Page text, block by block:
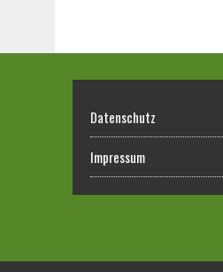
Datenschutz
Impressum